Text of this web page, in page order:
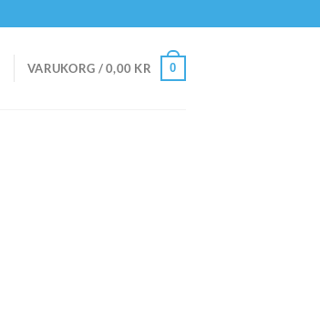
VARUKORG /0,00 KR 0